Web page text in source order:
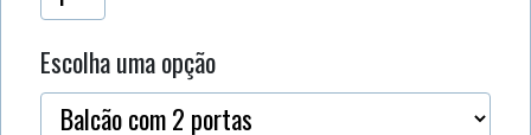
Escolha uma opção